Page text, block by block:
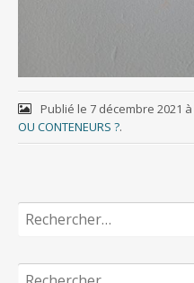
Publié le 7 décembre 2021 à
OU CONTENEURS ?.
Rechercher :
Rechercher :